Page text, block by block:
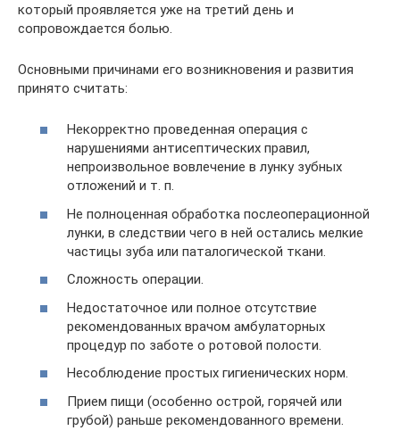
который проявляется уже на третий день и
сопровождается болью.
Основными причинами его возникновения и развития
принято считать:
Некорректно проведенная операция с
нарушениями антисептических правил,
непроизвольное вовлечение в лунку зубных
отложений и т. п.
Не полноценная обработка послеоперационной
лунки, в следствии чего в ней остались мелкие
частицы зуба или паталогической ткани.
Сложность операции.
Недостаточное или полное отсутствие
рекомендованных врачом амбулаторных
процедур по заботе о ротовой полости.
Несоблюдение простых гигиенических норм.
Прием пищи (особенно острой, горячей или
грубой) раньше рекомендованного времени.